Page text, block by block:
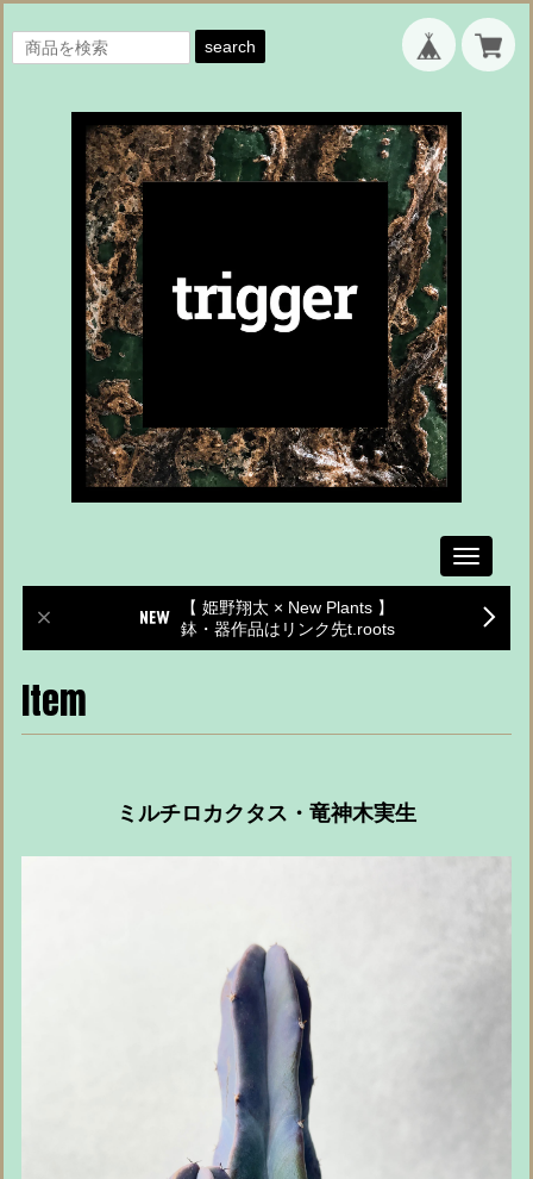
search
Toggle
【 姫野翔太 × New Plants 】
鉢・器作品はリンク先t.roots
Item
ミルチロカクタス・竜神木実生